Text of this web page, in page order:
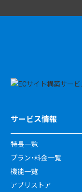
サービス情報
特長一覧
プラン・料金一覧
機能一覧
アプリストア